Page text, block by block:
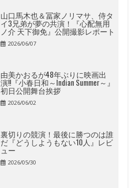
山口馬木也＆冨家ノリマサ、侍タ
イ3兄弟が夢の共演！『心配無用
ノ介 天下御免』公開撮影レポート
2026/06/07
由美かおるが48年ぶりに映画出
演!!『小春日和～Indian Summer～』
初日公開舞台挨拶
2026/06/02
裏切りの競演！最後に勝つのは誰
だ『どうしようもない10人』レビ
ュー
2026/05/30